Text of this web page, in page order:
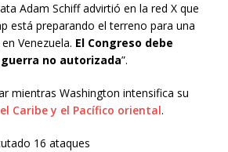
Adam Schiff advirtió en la red X que
está preparando el terreno para una
Venezuela. El Congreso debe
no autorizada”.
mientras Washington intensifica su
el Caribe y el Pacífico oriental.
16 ataques